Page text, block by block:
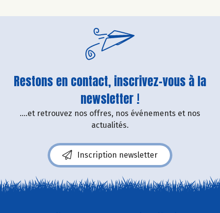
Restons en contact, inscrivez-vous à la
newsletter !
....et retrouvez nos offres, nos événements et nos
actualités.
Inscription newsletter